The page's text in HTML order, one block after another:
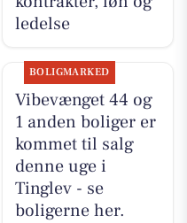
ledelse
BOLIGMARKED
Vibevænget 44 og
1 anden boliger er
kommet til salg
denne uge i
Tinglev - se
boligerne her.